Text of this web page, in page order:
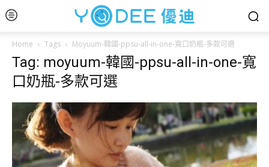
Home Tags Moyuum-韓國-ppsu-all-in-one-寬口奶瓶-多款可選
Tag: moyuum-韓國-ppsu-all-in-one-寬
口奶瓶-多款可選